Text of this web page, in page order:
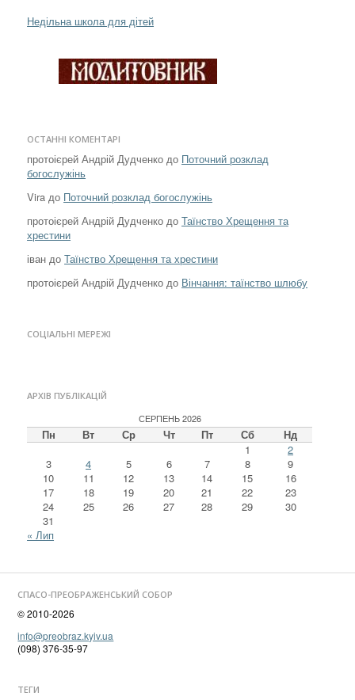
Недільна школа для дітей
ОСТАННІ КОМЕНТАРІ
протоієрей Андрій Дудченко до Поточний розклад
богослужінь
Vira до Поточний розклад богослужінь
протоієрей Андрій Дудченко доТаїнство Хрещення та
хрестини
іван доТаїнство Хрещення та хрестини
протоієрей Андрій Дудченко до Вінчання: таїнство шлюбу
СОЦІАЛЬНІ МЕРЕЖІ
АРХІВ ПУБЛІКАЦІЙ
СЕРПЕНЬ 2026
Пн Вт Ср Чт Пт Сб
Нд
1
2
3
4 5 6 7 8
9
10
11 12 13 14 15
16
17
18 19 20 21 22
23
24
25 26 27 28 29
30
31
« Лип
СПАСО-ПРЕОБРАЖЕНСЬКИЙ СОБОР
© 2010-2026
info@preobraz.kyiv.ua
(098) 376-35-97
ТЕГИ